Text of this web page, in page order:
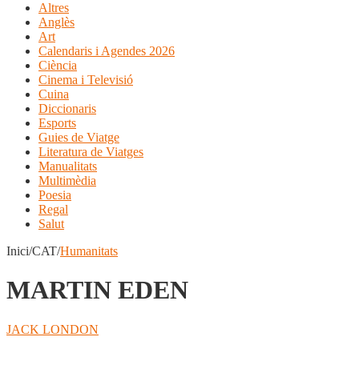
Altres
Anglès
Art
Calendaris i Agendes 2026
Ciència
Cinema i Televisió
Cuina
Diccionaris
Esports
Guies de Viatge
Literatura de Viatges
Manualitats
Multimèdia
Poesia
Regal
Salut
Inici/CAT/Humanitats
MARTIN EDEN
JACK LONDON